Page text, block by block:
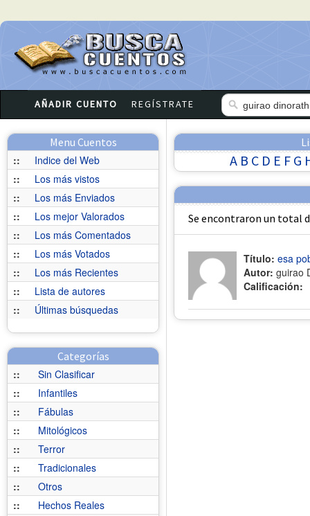
AÑADIR CUENTO REGÍSTRATE
Menu Cuentos
::
Indice del Web
::
Los más vistos
::
Los más Enviados
::
Los mejor Valorados
::
Los más Comentados
::
Los más Votados
::
Los más Recientes
::
Lista de autores
::
Últimas búsquedas
Categorías
::
Sin Clasificar
::
Infantiles
::
Fábulas
::
Mitológicos
::
Terror
::
Tradicionales
::
Otros
::
Hechos Reales
A B C D E F G
Se encontraron un total
Título: esa
Autor: guirao
Calificación: